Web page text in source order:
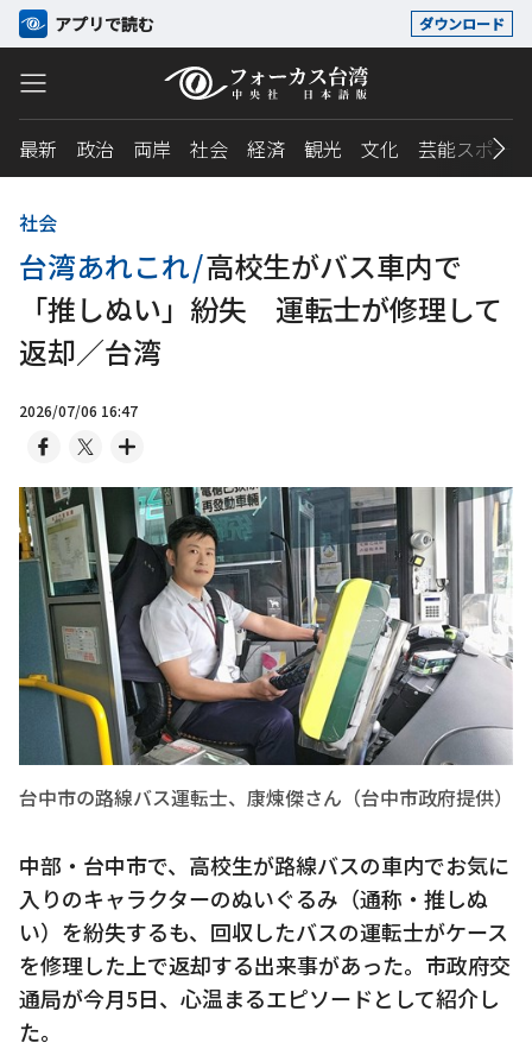
アプリで読む ダウンロード
最新 政治 両岸 社会 経済 観光 文化 芸能スポーツ
社会
台湾あれこれ/高校生がバス車内で
「推しぬい」紛失 運転士が修理して
返却／台湾
2026/07/06 16:47
台中市の路線バス運転士、康煉傑さん（台中市政府提供）
中部・台中市で、高校生が路線バスの車内でお気に
入りのキャラクターのぬいぐるみ（通称・推しぬ
い）を紛失するも、回収したバスの運転士がケース
を修理した上で返却する出来事があった。市政府交
通局が今月5日、心温まるエピソードとして紹介し
た。